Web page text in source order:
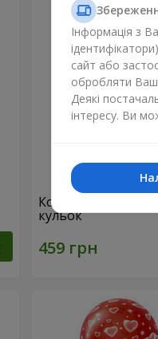
Колекція кульок
кульок
Інформація з
сайт або
обробляти
Деякі
інтересу. Ви